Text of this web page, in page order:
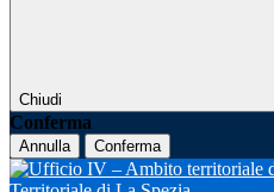
Chiudi
Conferma
Annulla Conferma